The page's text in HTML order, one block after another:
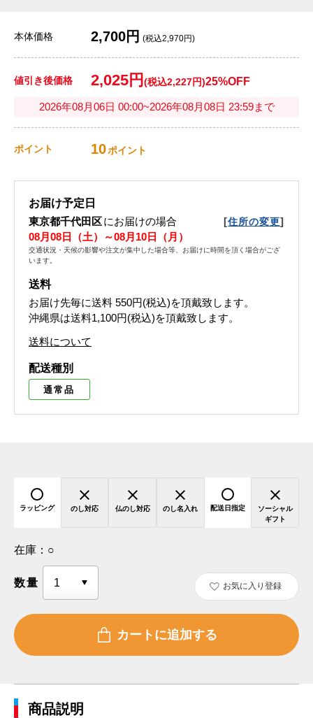
本体価格 2,700円 (税込2,970円)
値引き後価格 2,025円 (税込2,227円)25%OFF
2026年08月06日 00:00~2026年08月08日 23:59まで
ポイント 10ポイント
お届け予定日
東京都千代田区にお届けの場合 [住所の変更]
08月08日（土）～08月10日（月）
交通状況・天候の影響や注文が集中した場合等、お届けに時間を頂く場合がござ
います。
送料
お届け先毎に送料 550円(税込)を頂戴致します。
沖縄県は送料1,100円(税込)を頂戴致します。
送料について
配送種別
通常品
ラッピング のし対応 仏のし対応 のし名入れ 配送日指定
ソーシャル
ギフト
在庫： ○
数量 お気に入り登録
商品説明